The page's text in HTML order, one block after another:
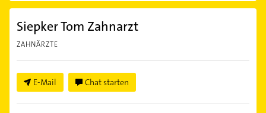
Siepker Tom Zahnarzt
ZAHNÄRZTE
E-Mail Chat starten